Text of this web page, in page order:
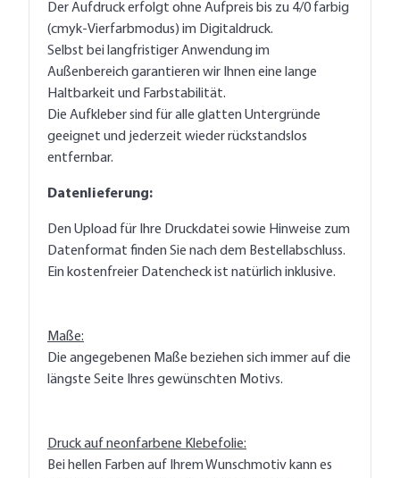
Der Aufdruck erfolgt ohne Aufpreis bis zu 4/0 farbig
(cmyk-Vierfarbmodus) im Digitaldruck.
Selbst bei langfristiger Anwendung im
Außenbereich garantieren wir Ihnen eine lange
Haltbarkeit und Farbstabilität.
Die Aufkleber sind für alle glatten Untergründe
geeignet und jederzeit wieder rückstandslos
entfernbar.
Datenlieferung:
Den Upload für Ihre Druckdatei sowie Hinweise zum
Datenformat finden Sie nach dem Bestellabschluss.
Ein kostenfreier Datencheck ist natürlich inklusive.
Maße:
Die angegebenen Maße beziehen sich immer auf die
längste Seite Ihres gewünschten Motivs.
Druck auf neonfarbene Klebefolie:
Bei hellen Farben auf Ihrem Wunschmotiv kann es